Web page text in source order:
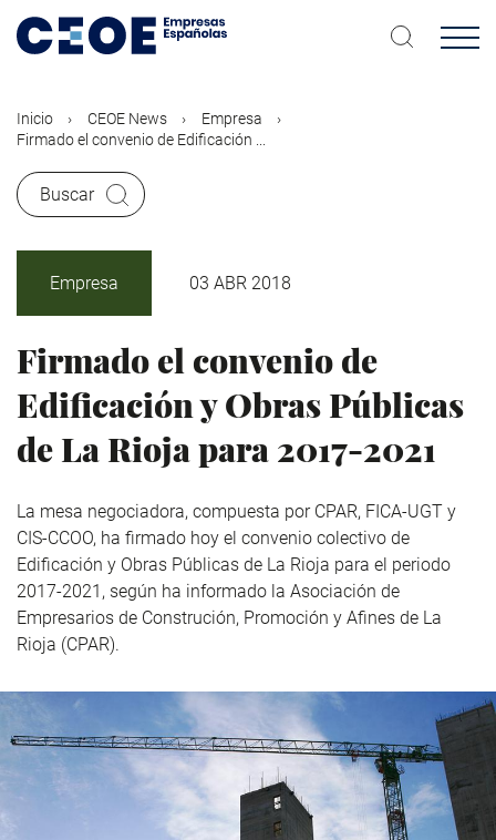
contenido
Inicio CEOE News
Empresa
Firmado el convenio de Edificación ...
Buscar
Empresa 03 ABR 2018
Firmado el convenio de
Edificación y Obras Públicas
de La Rioja para 2017-2021
La mesa negociadora, compuesta por CPAR, FICA-UGT y
CIS-CCOO, ha firmado hoy el convenio colectivo de
Edificación y Obras Públicas de La Rioja para el periodo
2017-2021, según ha informado la Asociación de
Empresarios de Construción, Promoción y Afines de La
Rioja (CPAR).